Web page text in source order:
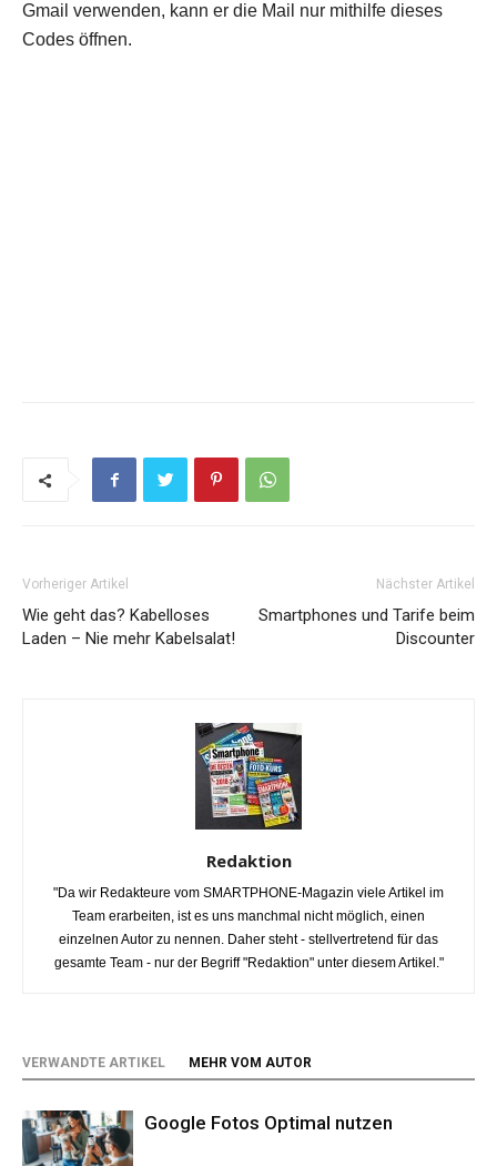
Gmail verwenden, kann er die Mail nur mithilfe dieses
Codes öffnen.
Vorheriger Artikel
Wie geht das? Kabelloses
Laden – Nie mehr Kabelsalat!
Nächster Artikel
Smartphones und Tarife beim
Discounter
Redaktion
"Da wir Redakteure vom SMARTPHONE-Magazin viele Artikel im
Team erarbeiten, ist es uns manchmal nicht möglich, einen
einzelnen Autor zu nennen. Daher steht - stellvertretend für das
gesamte Team - nur der Begriff "Redaktion" unter diesem Artikel."
VERWANDTE ARTIKEL MEHR VOM AUTOR
Google Fotos Optimal nutzen